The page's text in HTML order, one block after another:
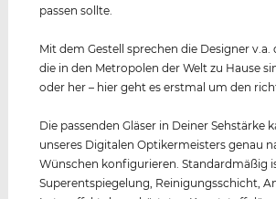
passen sollte.
Mit dem Gestell sprechen die Designer v.a.
die in den Metropolen der Welt zu Hause
oder her – hier geht es erstmal um den
Die passenden Gläser in Deiner Sehstärke
unseres Digitalen Optikermeisters genau
Wünschen konfigurieren. Standardmäßig
Superentspiegelung, Reinigungsschicht,